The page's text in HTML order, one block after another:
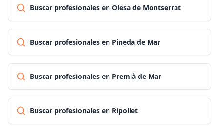
Buscar profesionales en Olesa de Montserrat
Buscar profesionales en Pineda de Mar
Buscar profesionales en Premià de Mar
Buscar profesionales en Ripollet